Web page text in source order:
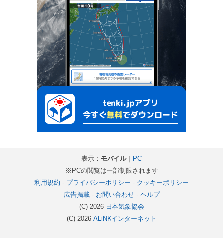
表示： モバイル｜ PC
※PCの閲覧は一部制限されます
利用規約 - プライバシーポリシー - クッキーポリシー
広告掲載- お問い合わせ- ヘルプ
(C) 2026 日本気象協会
(C) 2026 ALiNKインターネット